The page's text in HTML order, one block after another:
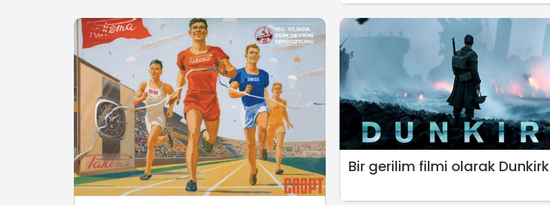
Bir gerilim filmi olarak Dunkirk